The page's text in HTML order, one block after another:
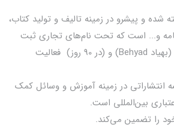
شده و پیشرو در زمینه تالیف و تولید کتاب،
و... است که تحت نام‌های تجاری ثبت
شده (نصرت Nosrat) و (بهیاد Behyad) و (در 90 روز) فعالیت
انتشاراتی در زمینه آموزش و وسائل کمک
بین‌المللی است.
را تضمين می‌كند.